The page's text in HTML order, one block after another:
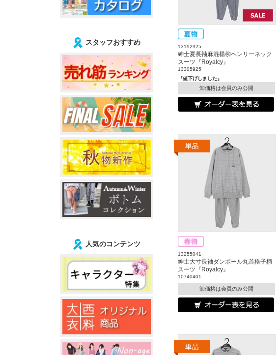
13192925
紳士夏長袖麻混楊柳ヘンリーネック
スーツ『Royalcy』
13305925
『値下げしました』
卸価格は会員のみ公開
13255041
紳士大寸長袖ダンボール丸首格子柄
スーツ『Royalcy』
10740401
卸価格は会員のみ公開
スタッフおすすめ
人気のコンテンツ